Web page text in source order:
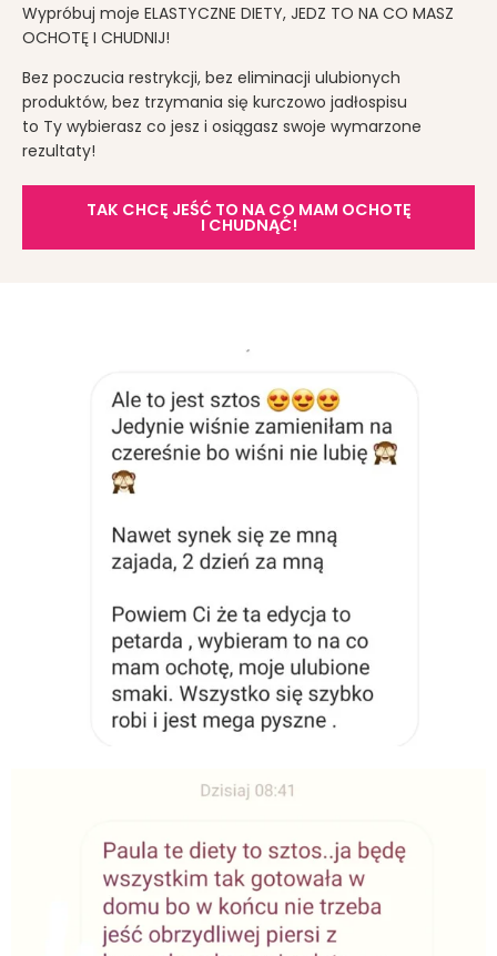
Wypróbuj moje ELASTYCZNE DIETY, JEDZ TO NA CO MASZ
OCHOTĘ I CHUDNIJ!
Bez poczucia restrykcji, bez eliminacji ulubionych
produktów, bez trzymania się kurczowo jadłospisu
to Ty wybierasz co jesz i osiągasz swoje wymarzone
rezultaty!
TAK CHCĘ JEŚĆ TO NA CO MAM OCHOTĘ
I CHUDNĄĆ!